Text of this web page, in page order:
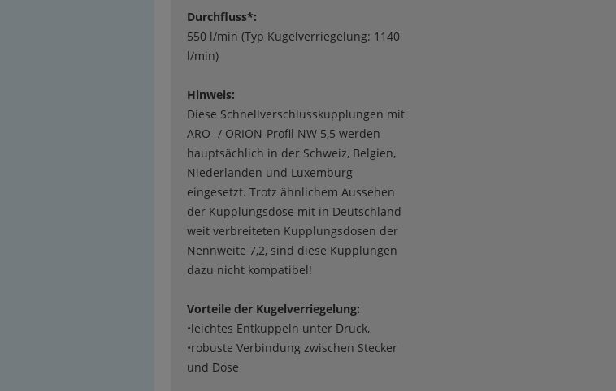
Durchfluss*:
550 l/min (Typ Kugelverriegelung: 1140
l/min)
Hinweis:
Diese Schnellverschlusskupplungen mit
ARO- / ORION-Profil NW 5,5 werden
hauptsächlich in der Schweiz, Belgien,
Niederlanden und Luxemburg
eingesetzt. Trotz ähnlichem Aussehen
der Kupplungsdose mit in Deutschland
weit verbreiteten Kupplungsdosen der
Nennweite 7,2, sind diese Kupplungen
dazu nicht kompatibel!
Vorteile der Kugelverriegelung:
•leichtes Entkuppeln unter Druck,
•robuste Verbindung zwischen Stecker
und Dose